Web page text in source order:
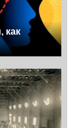
как